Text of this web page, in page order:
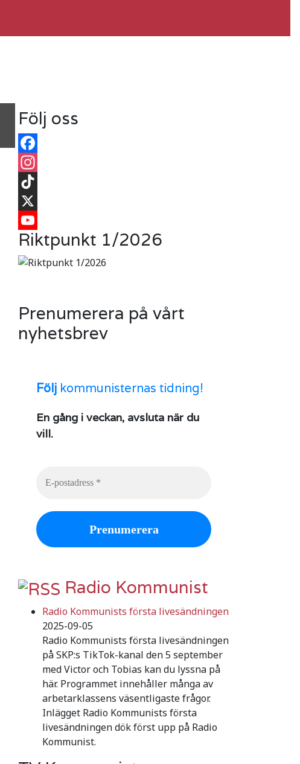
Följ oss
Facebook
Instagram
TikTok
X
YouTube
Riktpunkt 1/2026
Prenumerera på vårt
nyhetsbrev
Följ kommunisternas tidning!
En gång i veckan, avsluta när du
vill.
Radio Kommunist
Radio Kommunists första livesändningen
2025-09-05
Radio Kommunists första livesändningen
på SKP:s TikTok-kanal den 5 september
med Victor och Tobias kan du lyssna på
här. Programmet innehåller många av
arbetarklassens väsentligaste frågor.
Inlägget Radio Kommunists första
livesändningen dök först upp på Radio
Kommunist.